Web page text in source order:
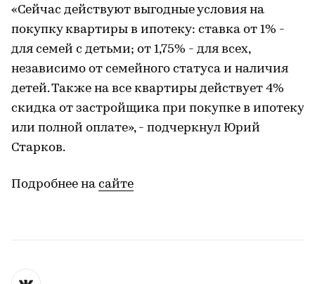
«Сейчас действуют выгодные условия на
покупку квартиры в ипотеку: ставка от 1% -
для семей с детьми; от 1,75% - для всех,
независимо от семейного статуса и наличия
детей. Также на все квартиры действует 4%
скидка от застройщика при покупке в ипотеку
или полной оплате», - подчеркнул Юрий
Старков.
Подробнее на сайте